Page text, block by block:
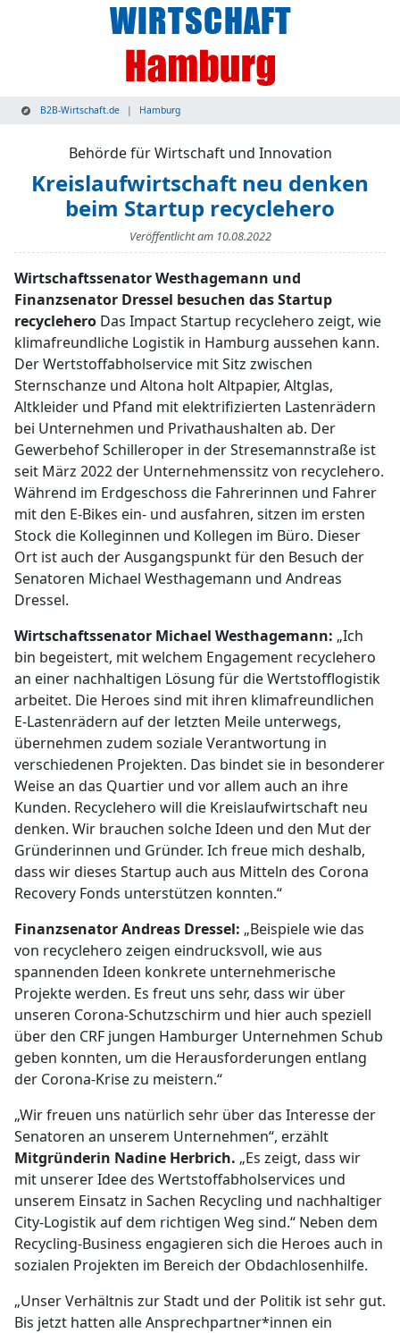
B2B-Wirtschaft.de Hamburg
Behörde für Wirtschaft und Innovation
Kreislaufwirtschaft neu denken
beim Startup recyclehero
Veröffentlicht am 10.08.2022
Wirtschaftssenator Westhagemann und
Finanzsenator Dressel besuchen das Startup
recyclehero Das Impact Startup recyclehero zeigt, wie
klimafreundliche Logistik in Hamburg aussehen kann.
Der Wertstoffabholservice mit Sitz zwischen
Sternschanze und Altona holt Altpapier, Altglas,
Altkleider und Pfand mit elektrifizierten Lastenrädern
bei Unternehmen und Privathaushalten ab. Der
Gewerbehof Schilleroper in der Stresemannstraße ist
seit März 2022 der Unternehmenssitz von recyclehero.
Während im Erdgeschoss die Fahrerinnen und Fahrer
mit den E-Bikes ein- und ausfahren, sitzen im ersten
Stock die Kolleginnen und Kollegen im Büro. Dieser
Ort ist auch der Ausgangspunkt für den Besuch der
Senatoren Michael Westhagemann und Andreas
Dressel.
Wirtschaftssenator Michael Westhagemann: „Ich
bin begeistert, mit welchem Engagement recyclehero
an einer nachhaltigen Lösung für die Wertstofflogistik
arbeitet. Die Heroes sind mit ihren klimafreundlichen
E-Lastenrädern auf der letzten Meile unterwegs,
übernehmen zudem soziale Verantwortung in
verschiedenen Projekten. Das bindet sie in besonderer
Weise an das Quartier und vor allem auch an ihre
Kunden. Recyclehero will die Kreislaufwirtschaft neu
denken. Wir brauchen solche Ideen und den Mut der
Gründerinnen und Gründer. Ich freue mich deshalb,
dass wir dieses Startup auch aus Mitteln des Corona
Recovery Fonds unterstützen konnten.“
Finanzsenator Andreas Dressel: „Beispiele wie das
von recyclehero zeigen eindrucksvoll, wie aus
spannenden Ideen konkrete unternehmerische
Projekte werden. Es freut uns sehr, dass wir über
unseren Corona-Schutzschirm und hier auch speziell
über den CRF jungen Hamburger Unternehmen Schub
geben konnten, um die Herausforderungen entlang
der Corona-Krise zu meistern.“
„Wir freuen uns natürlich sehr über das Interesse der
Senatoren an unserem Unternehmen“, erzählt
Mitgründerin Nadine Herbrich. „Es zeigt, dass wir
mit unserer Idee des Wertstoffabholservices und
unserem Einsatz in Sachen Recycling und nachhaltiger
City-Logistik auf dem richtigen Weg sind.“ Neben dem
Recycling-Business engagieren sich die Heroes auch in
sozialen Projekten im Bereich der Obdachlosenhilfe.
„Unser Verhältnis zur Stadt und der Politik ist sehr gut.
Bis jetzt hatten alle Ansprechpartner*innen ein